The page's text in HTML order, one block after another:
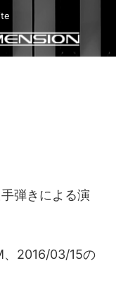
弾きによる演
2016/03/15の